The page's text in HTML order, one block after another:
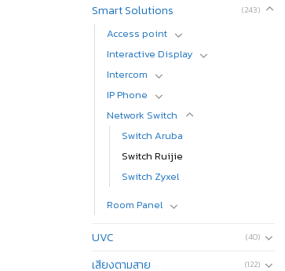
Smart Solutions (243)
Access​ point
Interactive Display
Intercom
IP Phone
Network Switch
Switch Aruba
Switch Ruijie
Switch Zyxel
Room Panel
UVC (40)
เสียงตามสาย (122)